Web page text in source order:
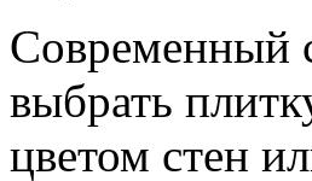
Современный
выбрать
цветом стен